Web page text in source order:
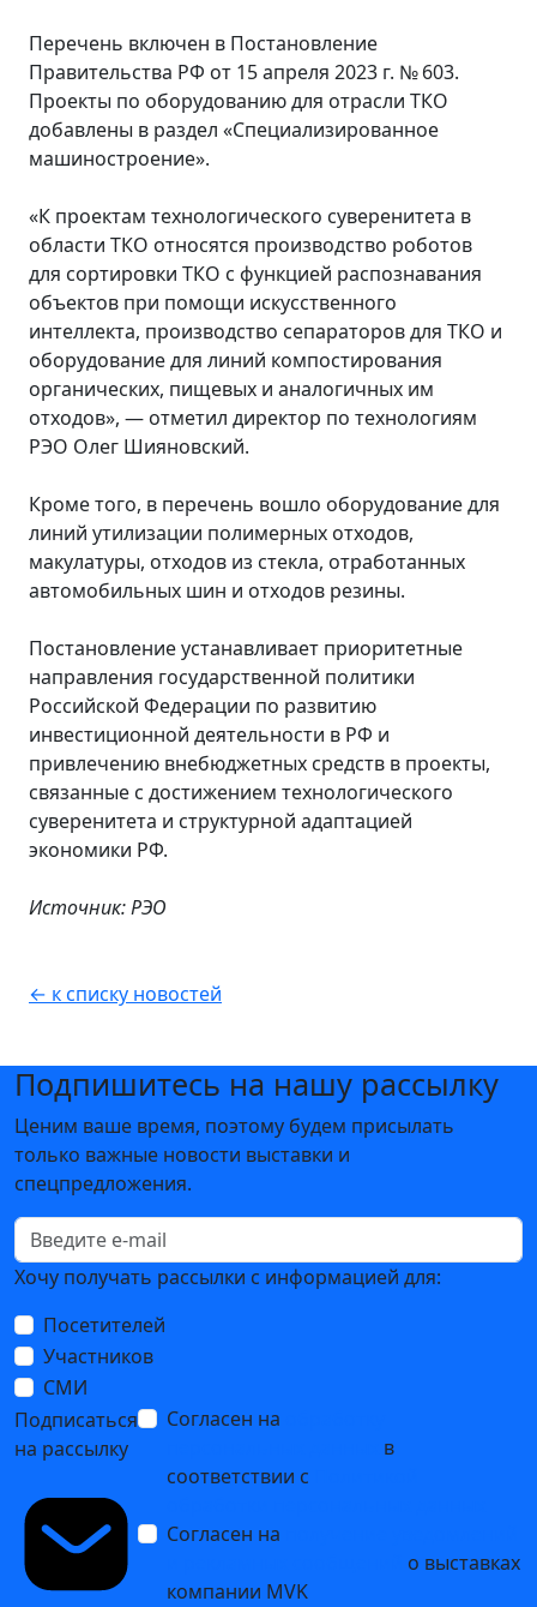
Перечень включен в Постановление
Правительства РФ от 15 апреля 2023 г. № 603.
Проекты по оборудованию для отрасли ТКО
добавлены в раздел «Специализированное
машиностроение».
«К проектам технологического суверенитета в
области ТКО относятся производство роботов
для сортировки ТКО с функцией распознавания
объектов при помощи искусственного
интеллекта, производство сепараторов для ТКО и
оборудование для линий компостирования
органических, пищевых и аналогичных им
отходов», — отметил директор по технологиям
РЭО Олег Шияновский.
Кроме того, в перечень вошло оборудование для
линий утилизации полимерных отходов,
макулатуры, отходов из стекла, отработанных
автомобильных шин и отходов резины.
Постановление устанавливает приоритетные
направления государственной политики
Российской Федерации по развитию
инвестиционной деятельности в РФ и
привлечению внебюджетных средств в проекты,
связанные с достижением технологического
суверенитета и структурной адаптацией
экономики РФ.
Источник: РЭО
← к списку новостей
Подпишитесь на нашу рассылку
Ценим ваше время, поэтому будем присылать
только важные новости выставки и
спецпредложения.
Хочу получать рассылки с информацией для:
Посетителей
Участников
СМИ
Подписаться
на рассылку
Согласен на
в
соответствии с
Согласен на
о выставках
компании MVK